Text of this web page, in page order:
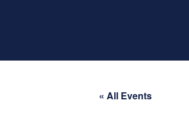
« All Events